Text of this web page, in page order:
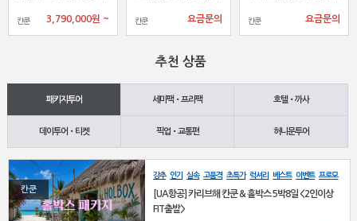
칸쿤 3,790,000원 ~ 칸쿤 요금문의 칸쿤 요금문의
추천 상품
패키지투어 세미팩•프리팩 호텔•까사
데이투어•티켓 픽업•교통편 허니문투어
칸쿤
강추 인기 실속 고품격 초특가 럭셔리 베스트 이벤트
프로모
[UA항공] 카리브해 칸쿤 & 홀박스 5박8일 <2인이상
FIT출발>